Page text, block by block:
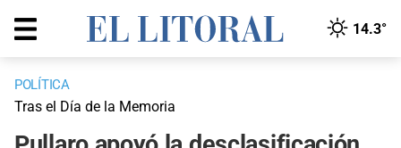
14.3°
POLÍTICA
Tras el Día de la Memoria